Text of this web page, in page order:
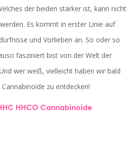
der beiden stärker ist, kann nicht
Es kommt in erster Linie auf
und Vorlieben an. So oder so
fasziniert bist von der Welt der
wer weiß, vielleicht haben wir bald
zu entdecken!
HHCO Cannabinoide